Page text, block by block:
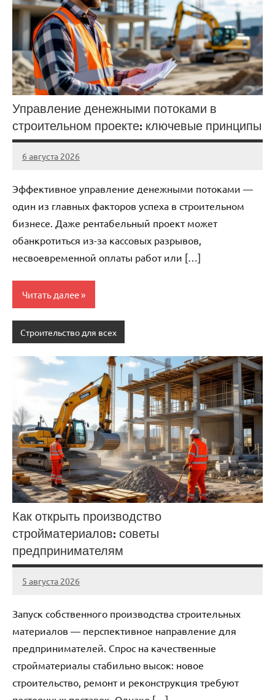
Управление денежными потоками в
строительном проекте: ключевые принципы
6 августа 2026
stroicentr_m
Нет
Эффективное управление денежными потоками —
один из главных факторов успеха в строительном
бизнесе. Даже рентабельный проект может
обанкротиться из-за кассовых разрывов,
несвоевременной оплаты работ или […]
Читать далее
Строительство для всех
Как открыть производство
стройматериалов: советы
предпринимателям
5 августа 2026
stroicentr_m
Нет
Запуск собственного производства строительных
материалов — перспективное направление для
предпринимателей. Спрос на качественные
стройматериалы стабильно высок: новое
строительство, ремонт и реконструкция требуют